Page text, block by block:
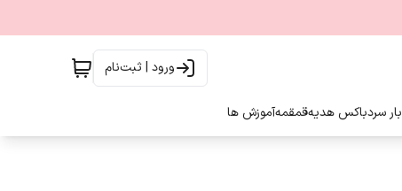
ورود | ثبت‌نام
بار سردباکس هدیهقمقمهآموزش ها